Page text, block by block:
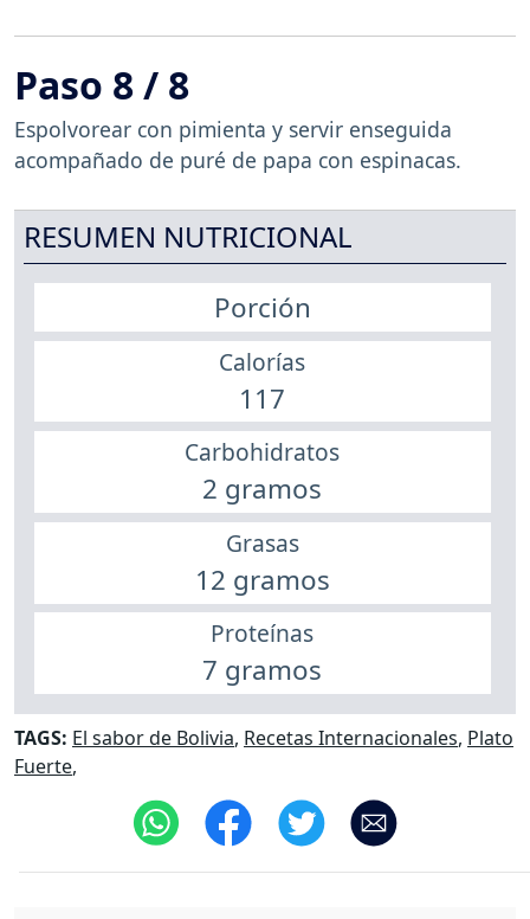
Paso 8 / 8
Espolvorear con pimienta y servir enseguida
acompañado de puré de papa con espinacas.
RESUMEN NUTRICIONAL
Porción
Calorías
117
Carbohidratos
2 gramos
Grasas
12 gramos
Proteínas
7 gramos
TAGS: El sabor de Bolivia, Recetas Internacionales, Plato
Fuerte,